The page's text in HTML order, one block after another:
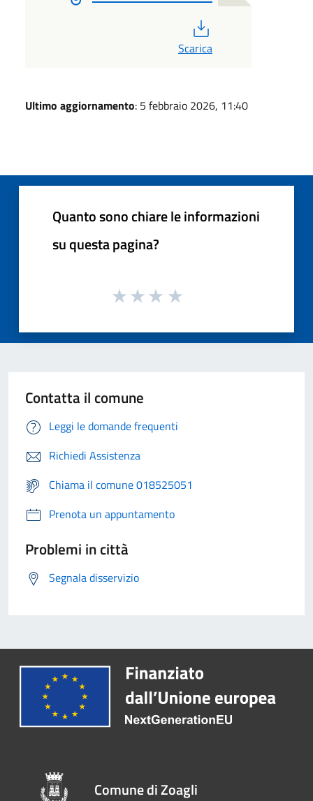
Scarica
Ultimo aggiornamento: 5 febbraio 2026, 11:40
Quanto sono chiare le informazioni
su questa pagina?
Contatta il comune
Leggi le domande frequenti
Richiedi Assistenza
Chiama il comune 018525051
Prenota un appuntamento
Problemi in città
Segnala disservizio
Comune di Zoagli